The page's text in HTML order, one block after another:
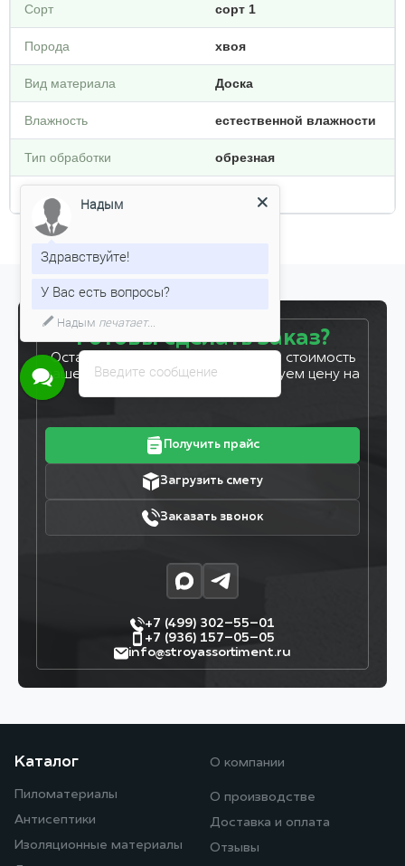
Сорт сорт 1
Порода хвоя
Вид материала Доска
Влажность естественной влажности
Тип обработки обрезная
Готовы сделать заказ?
Оставьте заявку, и мы рассчитаем стоимость
вашего заказа за 5 минут. Фиксируем цену на
Получить прайс
Загрузить смету
Заказать звонок
+7 (499) 302–55–01
+7 (936) 157–05–05
info@stroyassortiment.ru
Каталог
Пиломатериалы
Антисептики
Изоляционные материалы
О компании
О производстве
Доставка и оплата
Отзывы
Введите сообщение